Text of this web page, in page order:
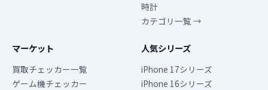
時計
カテゴリ一覧 →
マーケット
買取チェッカー一覧
ゲーム機チェッカー
人気シリーズ
iPhone 17シリーズ
iPhone 16シリーズ